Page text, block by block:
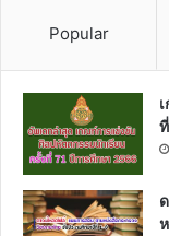
Popular